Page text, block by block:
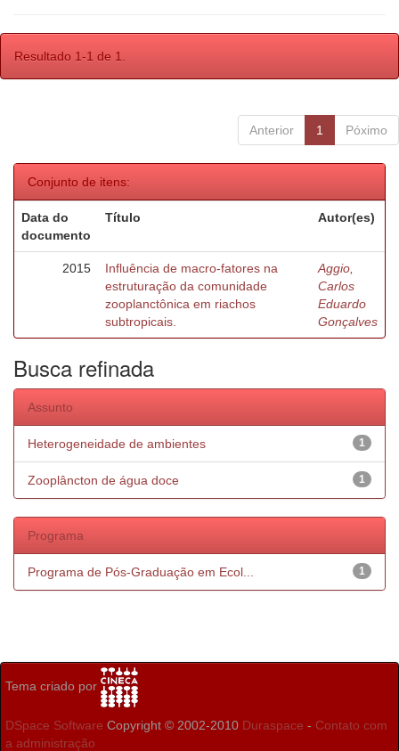
Resultado 1-1 de 1.
Anterior 1 Póximo
Conjunto de itens:
Data do
documento
Título Autor(es)
2015
Influência de macro-fatores na
estruturação da comunidade
zooplanctônica em riachos
subtropicais.
Aggio,
Carlos
Eduardo
Gonçalves
Busca refinada
Assunto
1
Heterogeneidade de ambientes
1
Zooplâncton de água doce
Programa
1
Programa de Pós-Graduação em Ecol...
Tema criado por
DSpace Software Copyright © 2002-2010 Duraspace - Contato com
a administração